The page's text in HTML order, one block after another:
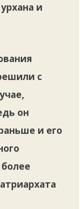
и
с
он
и его